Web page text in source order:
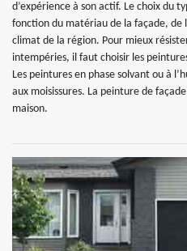
d’expérience à son actif. Le choix du
fonction du matériau de la façade, de
climat de la région. Pour mieux
intempéries, il faut choisir les
Les peintures en phase solvant ou à
aux moisissures. La peinture de
maison.